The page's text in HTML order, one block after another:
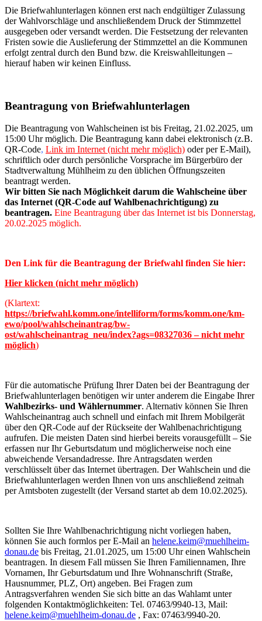
Die Briefwahlunterlagen können erst nach endgültiger Zulassung
der Wahlvorschläge und anschließendem Druck der Stimmzettel
ausgegeben oder versandt werden. Die Festsetzung der relevanten
Fristen sowie die Auslieferung der Stimmzettel an die Kommunen
erfolgt zentral durch den Bund bzw. die Kreiswahlleitungen –
hierauf haben wir keinen Einfluss.
Beantragung von Briefwahlunterlagen
Die Beantragung von Wahlscheinen ist bis Freitag, 21.02.2025, um
15:00 Uhr möglich. Die Beantragung kann dabei elektronisch (z.B.
QR-Code, Link im Internet (nicht mehr möglich) oder per E-Mail),
schriftlich oder durch persönliche Vorsprache im Bürgerbüro der
Stadtverwaltung Mühlheim zu den üblichen Öffnungszeiten
beantragt werden.
Wir bitten Sie nach Möglichkeit darum die Wahlscheine über
das Internet (QR-Code auf Wahlbenachrichtigung) zu
beantragen. Eine Beantragung über das Internet ist bis Donnerstag,
20.02.2025 möglich.
Den Link für die Beantragung der Briefwahl finden Sie hier:
Hier klicken (nicht mehr möglich)
(Klartext:
https://briefwahl.komm.one/intelliform/forms/komm.one/km-
ewo/pool/wahlscheinantrag/bw-
ost/wahlscheinantrag_neu/index?ags=08327036– nicht mehr
möglich)
Für die automatische Prüfung Ihrer Daten bei der Beantragung der
Briefwahlunterlagen benötigen wir unter anderem die Eingabe Ihrer
Wahlbezirks- und Wählernummer. Alternativ können Sie Ihren
Wahlscheinantrag auch schnell und einfach mit Ihrem Mobilgerät
über den QR-Code auf der Rückseite der Wahlbenachrichtigung
aufrufen. Die meisten Daten sind hierbei bereits vorausgefüllt – Sie
erfassen nur Ihr Geburtsdatum und möglicherweise noch eine
abweichende Versandadresse. Ihre Antragsdaten werden
verschlüsselt über das Internet übertragen. Der Wahlschein und die
Briefwahlunterlagen werden Ihnen von uns anschließend zeitnah
per Amtsboten zugestellt (der Versand startet ab dem 10.02.2025).
Sollten Sie Ihre Wahlbenachrichtigung nicht vorliegen haben,
können Sie auch formlos per E-Mail an helene.keim@muehlheim-
donau.de bis Freitag, 21.01.2025, um 15:00 Uhr einen Wahlschein
beantragen. In diesem Fall müssen Sie Ihren Familiennamen, Ihre
Vornamen, Ihr Geburtsdatum und Ihre Wohnanschrift (Straße,
Hausnummer, PLZ, Ort) angeben. Bei Fragen zum
Antragsverfahren wenden Sie sich bitte an das Wahlamt unter
folgenden Kontaktmöglichkeiten: Tel. 07463/9940-13, Mail:
helene.keim@muehlheim-donau.de , Fax: 07463/9940-20.